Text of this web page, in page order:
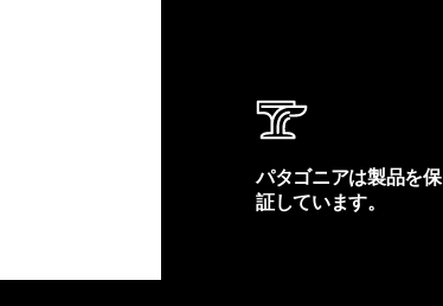
パタゴニアは製品を保
証しています。